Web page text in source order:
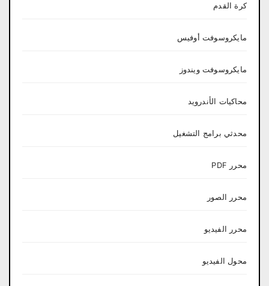
كرة القدم
مايكروسوفت أوفيس
مايكروسوفت ويندوز
محاكيات الأندرويد
محدثي برامج التشغيل
محرر PDF
محرر الصور
محرر الفيديو
محول الفيديو